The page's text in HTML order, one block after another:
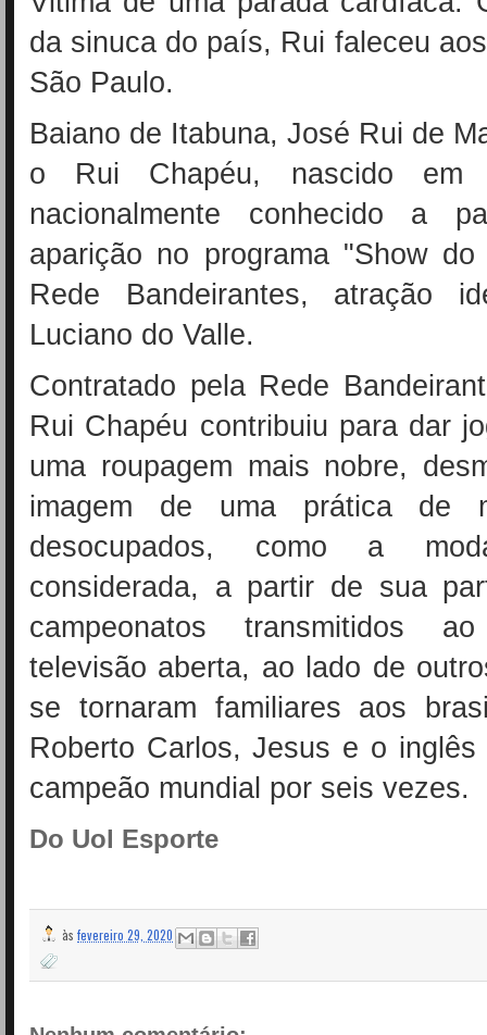
da sinuca do país, Rui faleceu
São Paulo.
Baiano de Itabuna, José Rui de
o Rui Chapéu, nascido em
nacionalmente conhecido a
aparição no programa "Show
Rede Bandeirantes, atração
Luciano do Valle.
Contratado pela Rede
Rui Chapéu contribuiu para dar
uma roupagem mais nobre,
imagem de uma prática de
desocupados, como a
considerada, a partir de sua
campeonatos transmitidos
televisão aberta, ao lado de
se tornaram familiares aos
Roberto Carlos, Jesus e o
campeão mundial por seis vezes.
Do Uol Esporte
às fevereiro 29, 2020